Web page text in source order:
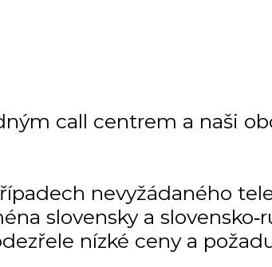
call centrem a naši
nevyžádaného
slovensky a
nízké ceny a